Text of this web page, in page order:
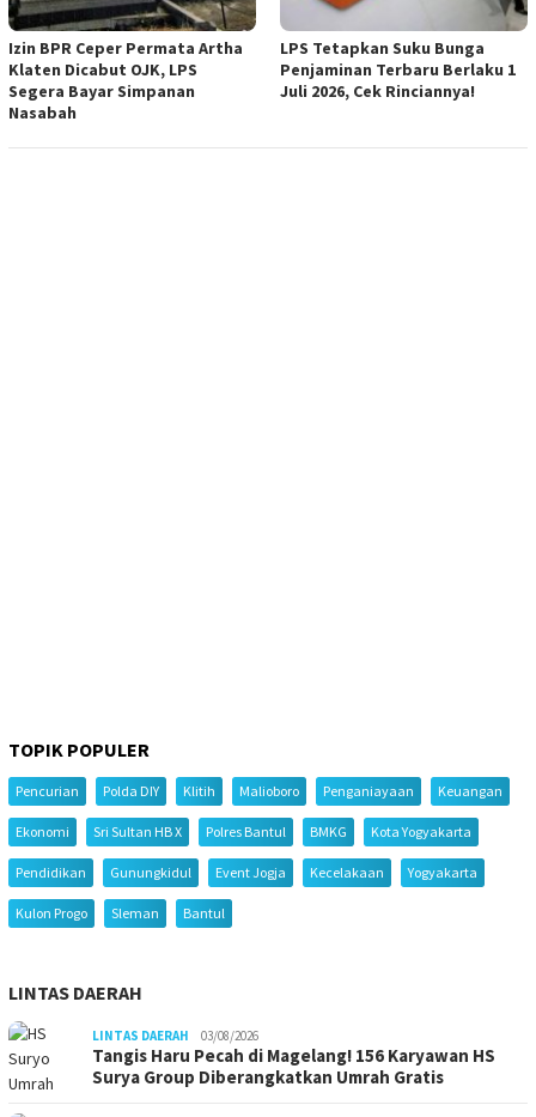
Izin BPR Ceper Permata Artha
Klaten Dicabut OJK, LPS
Segera Bayar Simpanan
Nasabah
LPS Tetapkan Suku Bunga
Penjaminan Terbaru Berlaku 1
Juli 2026, Cek Rinciannya!
TOPIK POPULER
Pencurian Polda DIY Klitih Malioboro Penganiayaan Keuangan
Ekonomi Sri Sultan HB X Polres Bantul BMKG Kota Yogyakarta
Pendidikan Gunungkidul Event Jogja Kecelakaan Yogyakarta
Kulon Progo Sleman Bantul
LINTAS DAERAH
LINTAS DAERAH 03/08/2026
Tangis Haru Pecah di Magelang! 156 Karyawan HS
Surya Group Diberangkatkan Umrah Gratis